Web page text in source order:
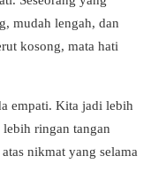
mudah lengah, dan
kosong, mata hati
empati. Kita jadi lebih
ringan tangan
nikmat yang selama